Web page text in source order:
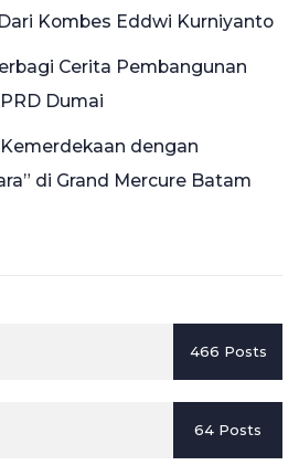
Kombes Eddwi Kurniyanto
Cerita Pembangunan
Dumai
dengan
di Grand Mercure Batam
466 Posts
64 Posts